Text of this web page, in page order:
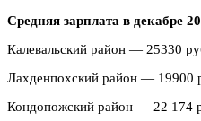
Средняя зарплата в декабре
Калевальский район — 25330
Лахденпохский район — 19900
Кондопожский район — 22 174